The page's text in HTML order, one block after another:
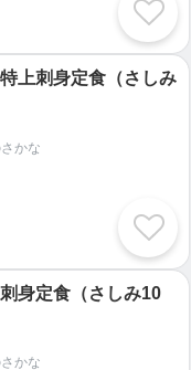
上刺身定食（さしみ
かな
身定食（さしみ10
かな